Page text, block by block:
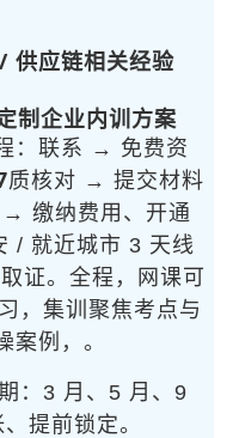
供应链相关经验
制企业内训方案
：联系 → 免费资
质核对 → 提交材料
→ 缴纳费用、开通
/ 就近城市 3 天线
证。全程 ，网课可
，集训聚焦考点与
案例， 。
：3 月、5 月、9
提前锁定。